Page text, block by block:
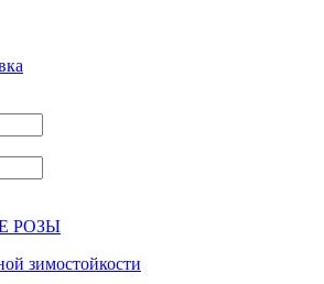
РОЗЫ
зимостойкости